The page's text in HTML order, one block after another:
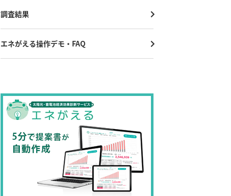
調査結果
エネがえる操作デモ・FAQ